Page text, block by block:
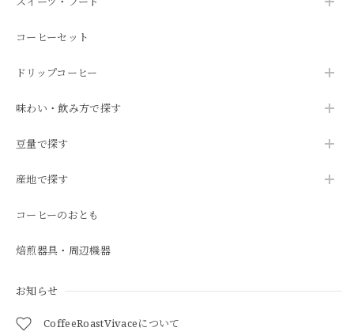
コーヒーセット
ドリップコーヒー
味わい・飲み方で探す
豆量で探す
産地で探す
コーヒーのおとも
焙煎器具・周辺機器
お知らせ
CoffeeRoastVivaceについて